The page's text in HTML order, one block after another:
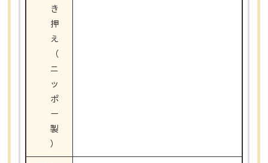
き
押
え
（
ニ
ッ
ポ
ー
製
）